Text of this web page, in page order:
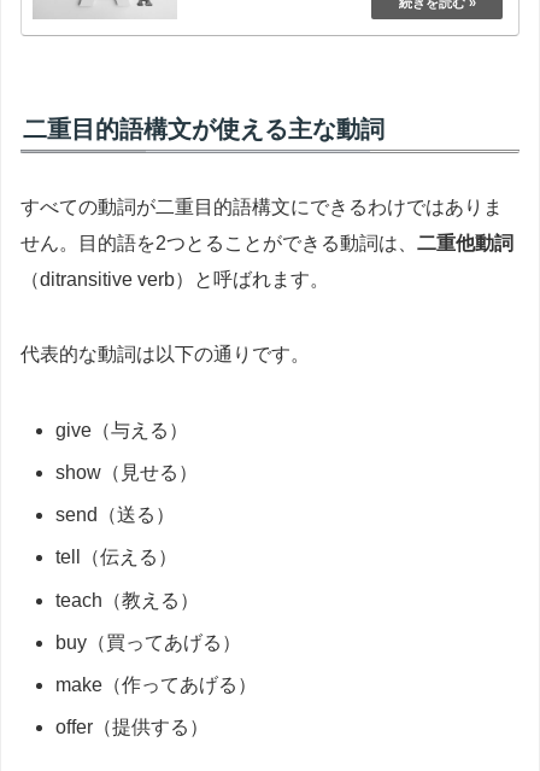
二重目的語構文が使える主な動詞
すべての動詞が二重目的語構文にできるわけではありま
せん。目的語を2つとることができる動詞は、 二重他動詞
（ditransitive verb）と呼ばれます。
代表的な動詞は以下の通りです。
give（与える）
show（見せる）
send（送る）
tell（伝える）
teach（教える）
buy（買ってあげる）
make（作ってあげる）
offer（提供する）